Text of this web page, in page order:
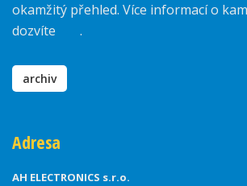
okamžitý přehled. Více informací o
dozvíte
.
archiv
Adresa
AH ELECTRONICS s.r.o.